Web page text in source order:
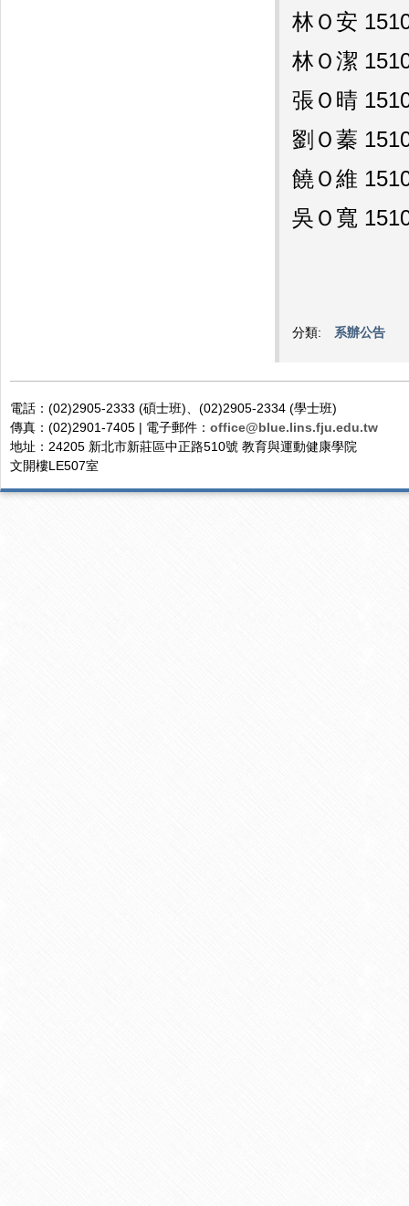
林Ｏ安
林Ｏ潔
張Ｏ晴
劉Ｏ蓁
饒Ｏ維
吳Ｏ寬
分類: 系辦公告
電話：(02)2905-2333 (碩士班)、(02)2905-2334 (學士班)
傳真：(02)2901-7405 | 電子郵件： office@blue.lins.fju.edu.tw
地址：24205 新北市新莊區中正路510號 教育與運動健康學院
文開樓LE507室